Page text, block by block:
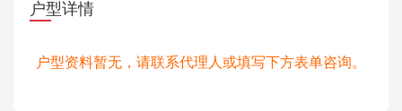
户型详情
户型资料暂无，请联系代理人或填写下方表单咨询。